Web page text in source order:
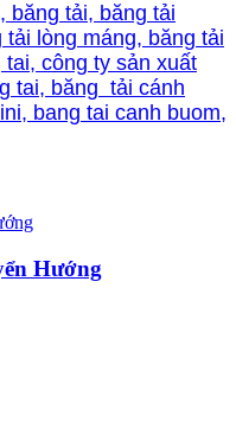
băng tải, băng tải
lòng máng, băng tải
công ty sản xuất
tai, băng tải cánh
bang tai canh buom,
Hướng